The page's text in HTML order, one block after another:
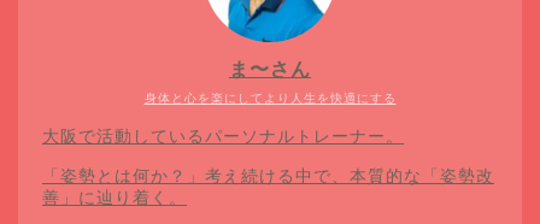
身体と心を楽にしてより人生を快適にする
ま〜さん
大阪で活動しているパーソナルトレーナー。
「姿勢とは何か？」考え続ける中で、本質的な「姿勢改
善」に辿り着く。